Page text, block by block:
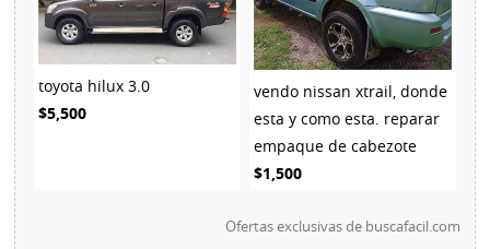
toyota hilux 3.0
$5,500
vendo nissan xtrail, donde
esta y como esta. reparar
empaque de cabezote
$1,500
Ofertas exclusivas de buscafacil.com